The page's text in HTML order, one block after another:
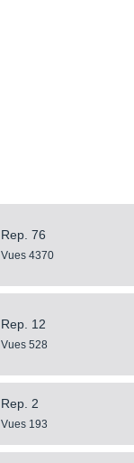
Rep. 76
Vues 4370
Rep. 12
Vues 528
Rep. 2
Vues 193